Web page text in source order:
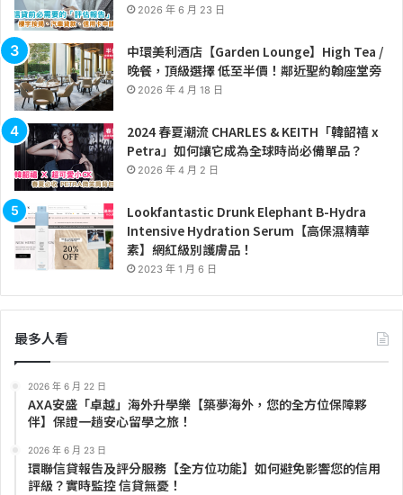
2026 年 6 月 23 日
中環美利酒店【Garden Lounge】High Tea /
晚餐，頂級選擇 低至半價！鄰近聖約翰座堂旁
2026 年 4 月 18 日
2024 春夏潮流 CHARLES & KEITH「韓韶禧 x
Petra」如何讓它成為全球時尚必備單品？
2026 年 4 月 2 日
Lookfantastic Drunk Elephant B-Hydra
Intensive Hydration Serum【高保濕精華
素】網紅級別護膚品！
2023 年 1 月 6 日
最多人看
2026 年 6 月 22 日
AXA安盛「卓越」海外升學樂【築夢海外，您的全方位保障夥
伴】保證一趟安心留學之旅！
2026 年 6 月 23 日
環聯信貸報告及評分服務【全方位功能】如何避免影響您的信用
評級？實時監控 信貸無憂！